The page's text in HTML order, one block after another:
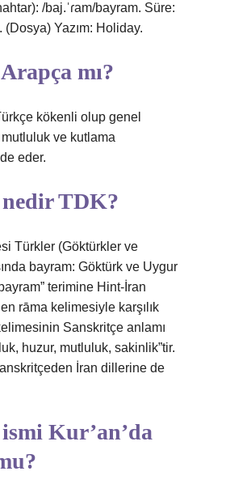
/baj.ˈɾam/bayram. Süre:
(Dosya) Yazım: Holiday.
mı?
kökenli olup genel
ve kutlama
eder.
TDK?
Türkler (Göktürkler ve
bayram: Göktürk ve Uygur
terimine Hint-İran
rāma kelimesiyle karşılık
Sanskritçe anlamı
huzur, mutluluk, sakinlik”tir.
İran dillerine de
Kur’an’da